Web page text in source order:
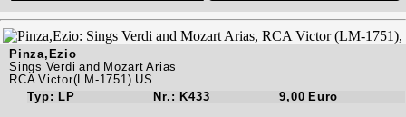
Pinza,Ezio
Sings Verdi and Mozart Arias
RCA Victor(LM-1751) US
Typ: LP
Nr.: K433 9,00 Euro